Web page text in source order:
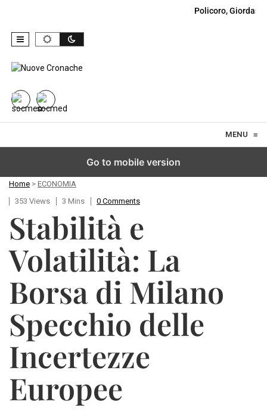
Policoro,
MENU ≡
Home > ECONOMIA
353 Views
3 Mins 0 Comments
Stabilità e
Volatilità: La
Borsa di Milano
Specchio delle
Incertezze
Europee
Go to mobile version